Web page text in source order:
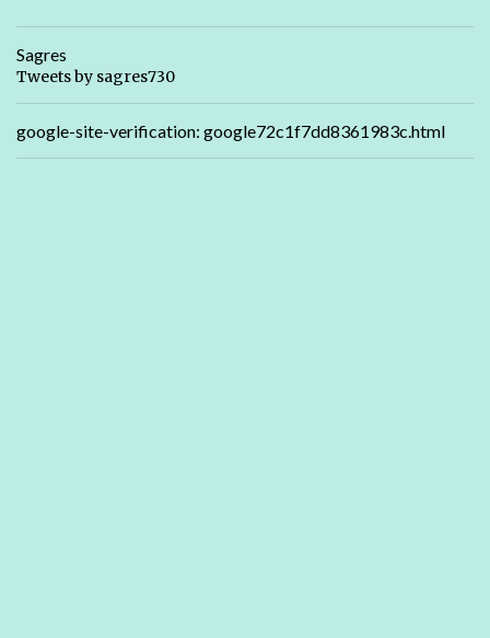
Sagres
Tweets by sagres730
google-site-verification: google72c1f7dd8361983c.html